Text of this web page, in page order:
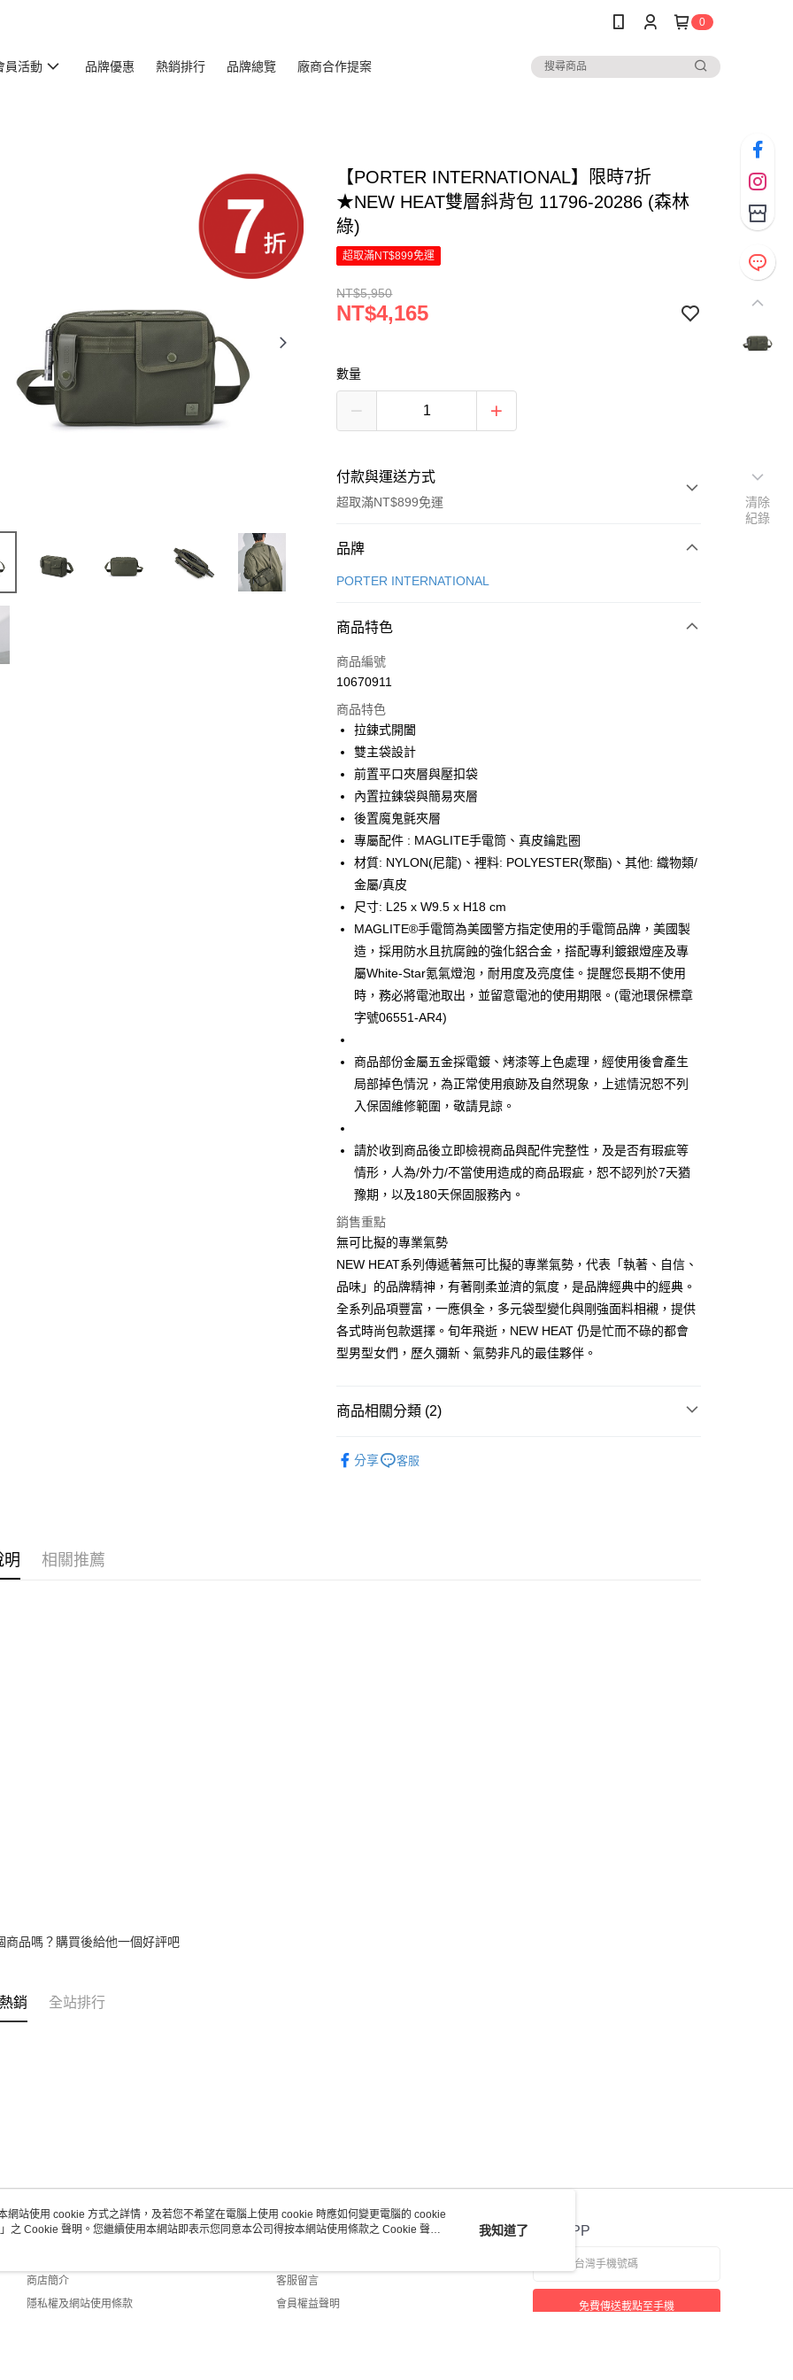
0
員活動 品牌優惠 熱銷排行 品牌總覽 廠商合作提案
【PORTER INTERNATIONAL】限時7折
★NEW HEAT雙層斜背包 11796-20286 (森林
綠)
超取滿NT$899免運
NT$5,950
NT$4,165
數量
付款與運送方式
超取滿NT$899免運
付款方式
信用卡一次付款
合作金庫商業銀行
華南商業銀行
上海商業儲蓄銀行
國泰世華商業銀行
臺灣中小企業銀行
聯邦商業銀行
元大商業銀行
玉山商業銀行
台新國際商業銀行
中國信託商業銀行
台灣樂天信用卡公司
LINE Pay
Apple Pay
街口支付
悠遊付
Google Pay
全盈+PAY
大哥付你分期
相關說明
【大哥付你分期使用說明】
1.本服務由台灣大哥大提供，台灣大哥大用戶可立即使用無須另外申請。
流程，驗證手機門號後，選擇欲分期的期數、繳款截止日，確認付款後即
完成交易。
3.實際核准額度、可分期數及費用金額請依後續交易確認頁面所載為準。
4.訂單成立30分鐘內，如未前往確認交易或遇審核未通過，訂單將自動取
消。如遇「轉專審核」未通過狀況，表示未達大哥付你分期系統評分，恕
無法說明評估內容。
【繳款方式說明】
1.分期款項不併入電信帳單，「大哥付你分期」於每月結算日後寄送繳費提
醒簡訊。
2.透過簡訊連結打開帳單後，可選擇「超商條碼／台灣大直營門市／銀行轉
帳／街口支付／iPASS MONEY」等通路繳費。
【注意事項】
1.本服務係由「台灣大哥大股份有限公司」（以下簡稱本公司）所提供，讓
用戶於交易時，得透過本服務購買商品或服務，並由商店將買賣／分期付
款買賣價金債權讓與本公司後，依約使用本公司帳單繳交帳款。
資料（包含姓名、電話或地址）提供予台灣大哥大進項蒐集、處理及利
用，由本公司與您本人進行分期帳單所需資料之確認、核對及更正。
3.完整用戶服務條款，請詳閱以下連結：https://oppay.tw/userRule
AFTEE先享後付
相關說明
【關於「AFTEE先享後付」】
AFTEE先享後付是「在收到商品之後才付款」的支付方式。 讓您購物簡單
便利好安心！
１．簡單：不需註冊會員、不需綁卡、不需儲值。
２．便利：只要手機號碼，簡訊認證，即可結帳。
３．安心：先確認商品／服務後，再付款。
１．於結帳方式選擇「AFTEE先享後付」後，將跳轉至「AFTEE先享後
付」結帳頁面，進行簡訊認證並確認金額後，即可完成結帳。
／ATM／網路銀行／等多元方式進行付款，方視為交易完成。
※ 請注意：結帳手續完成當下不需立刻繳費，但若您需要取消訂單，請聯
先享後付繳納相關費用。
※ 交易是否成功請以「AFTEE先享後付 」之結帳頁面顯示為準，若有關於
是否繳費成功／繳費後需取消欲退款等相關疑問，請聯繫「AFTEE先享後
付客戶支援中心」https://netprotections.freshdesk.com/support/home
【注意事項】
１．透過由恩沛科技股份有限公司提供之「AFTEE先享後付」服務完成之
交易，需依本服務之必要範圍內提供個人資料，並將交易相關給付款項請
求債權轉讓予恩沛科技股份有限公司。
https://aftee.tw/terms/#terms3
任。
結果請求用戶進行身份認證。
５．嚴禁一人註冊多個帳號或使用他人資訊註冊。若發現惡意使用之情
ATM付款
付款後全家取貨
每筆NT$70，滿NT$899(含以上)免運費
每筆NT$70，滿NT$899(含以上)免運費
宅配
每筆NT$100，滿NT$1,000(含以上)免運費
京站台北店客服中心(1F星巴克旁) 即日起不提供京站紙袋，取件時
請自備購物袋，若需購買紙袋可現場詢問
免運費
品牌
PORTER INTERNATIONAL
商品特色
商品編號
10670911
商品特色
拉鍊式開闔
雙主袋設計
前置平口夾層與壓扣袋
內置拉鍊袋與簡易夾層
後置魔鬼氈夾層
專屬配件 : MAGLITE手電筒、真皮鑰匙圈
材質: NYLON(尼龍)、裡料: POLYESTER(聚酯)、其他: 織物類/
金屬/真皮
尺寸: L25 x W9.5 x H18 cm
MAGLITE®手電筒為美國警方指定使用的手電筒品牌，美國製
造，採用防水且抗腐蝕的強化鋁合金，搭配專利鍍銀燈座及專
屬White-Star氪氣燈泡，耐用度及亮度佳。提醒您長期不使用
時，務必將電池取出，並留意電池的使用期限。(電池環保標章
字號06551-AR4)
商品部份金屬五金採電鍍、烤漆等上色處理，經使用後會產生
局部掉色情況，為正常使用痕跡及自然現象，上述情況恕不列
入保固維修範圍，敬請見諒。
請於收到商品後立即檢視商品與配件完整性，及是否有瑕疵等
情形，人為/外力/不當使用造成的商品瑕疵，恕不認列於7天猶
豫期，以及180天保固服務內。
銷售重點
無可比擬的專業氣勢
NEW HEAT系列傳遞著無可比擬的專業氣勢，代表「執著、自信、
品味」的品牌精神，有著剛柔並濟的氣度，是品牌經典中的經典。
全系列品項豐富，一應俱全，多元袋型變化與剛強面料相襯，提供
各式時尚包款選擇。旬年飛逝，NEW HEAT 仍是忙而不碌的都會
型男型女們，歷久彌新、氣勢非凡的最佳夥伴。
商品相關分類 (2)
分享 客服
明 相關推薦
商品嗎？購買後給他一個好評吧
銷 全站排行
關於我們
商店簡介
隱私權及網站使用條款
客服資訊
客服留言
會員權益聲明
官方APP
免費傳送載點至手機
清除
紀錄
網站使用 cookie 方式之詳情，及若您不希望在電腦上使用 cookie 時應如何變更電腦的 cookie
」之 Cookie 聲明。您繼續使用本網站即表示您同意本公司得按本網站使用條款之 Cookie 聲明
我知道了